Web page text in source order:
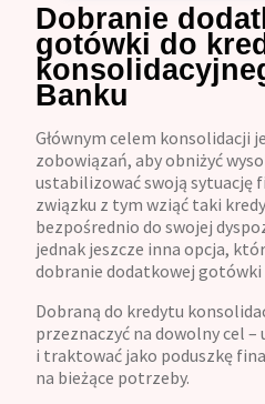
Dobranie
gotówki do
Banku
Głównym celem konsolidacji
zobowiązań, aby obniżyć
ustabilizować swoją sytuację
związku z tym wziąć taki
bezpośrednio do swojej
jednak jeszcze inna opcja,
dobranie dodatkowej gotówki
Dobraną do kredytu
przeznaczyć na dowolny cel –
i traktować jako poduszkę
na bieżące potrzeby.